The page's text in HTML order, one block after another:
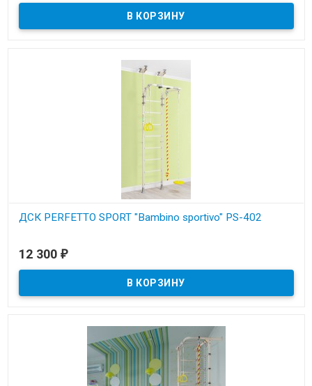
Детский спортивный комплекс Юниор-ДСК-ДГУ антик-серебро.
Максимальный вес пользователя до 130 кг.
ДСК PERFETTO SPORT "Bambino sportivo" PS-402
12 300 ₽